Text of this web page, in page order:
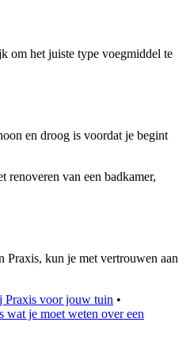
om het juiste type voegmiddel te
en droog is voordat je begint
van een badkamer,
Praxis, kun je met vertrouwen aan
Praxis voor jouw tuin •
wat je moet weten over een